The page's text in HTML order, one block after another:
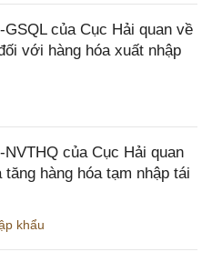
của Cục Hải quan về
với hàng hóa xuất nhập
của Cục Hải quan
hàng hóa tạm nhập tái
khẩu